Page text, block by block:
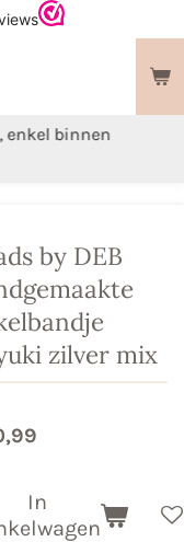
enkel binnen
by DEB
zilver mix
In